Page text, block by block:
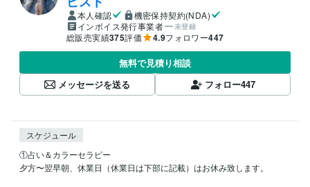
本人確認
機密保持契約(NDA)
インボイス発行事業者
未登録
総販売実績375評価 4.9フォロワー447
無料で見積り相談
メッセージを送る
フォロー447
スケジュール
①占い＆カラーセラピー
夕方〜翌早朝、休業日（休業日は下部に記載）はお休み致します。